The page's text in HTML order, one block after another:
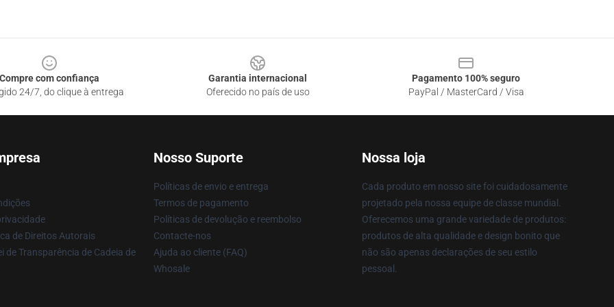
Compre com confiança
24/7, do clique à entrega
Garantia internacional
Oferecido no país de uso
Pagamento 100% seguro
PayPal / MasterCard / Visa
de Direitos Autorais
de Transparência de Cadeia de
Nosso Suporte
Políticas de envio e entrega
Termos de pagamento
Políticas de devolução e reembolso
Contacte-nos
Ajuda ao cliente (FAQ)
Whosale
Nossa loja
Cada produto em nosso site foi cuidadosamente
projetado pela nossa equipe de classe mundial.
Oferecemos uma grande variedade de produtos:
produtos de alta qualidade e design bonito que
não são apenas declarações de seu estilo
pessoal.